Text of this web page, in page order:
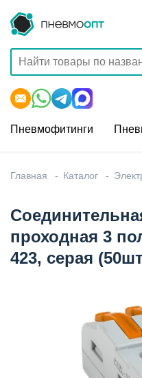
Пневмофитинги
Главная Каталог
проходная 3
423, серая